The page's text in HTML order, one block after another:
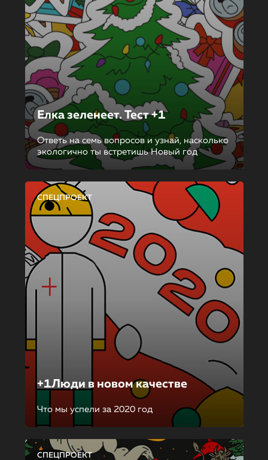
Елка зеленеет. Тест +1
Ответь на семь вопросов и узнай, насколько
экологично ты встретишь Новый год
СПЕЦПРОЕКТ
+1Люди в новом качестве
Что мы успели за 2020 год
СПЕЦПРОЕКТ